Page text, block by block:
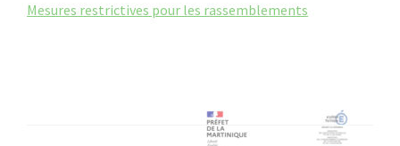
Mesures restrictives pour les rassemblements